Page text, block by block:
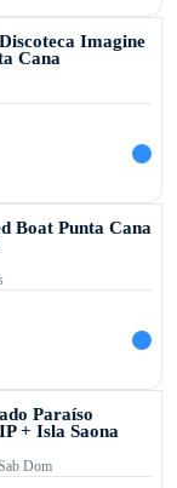
OFERTA TEMPORAL
Imagine
Cana
OFERTA TEMPORAL
Boat Punta Cana
OFERTA TEMPORAL
Paraíso
+ Isla Saona
Dom